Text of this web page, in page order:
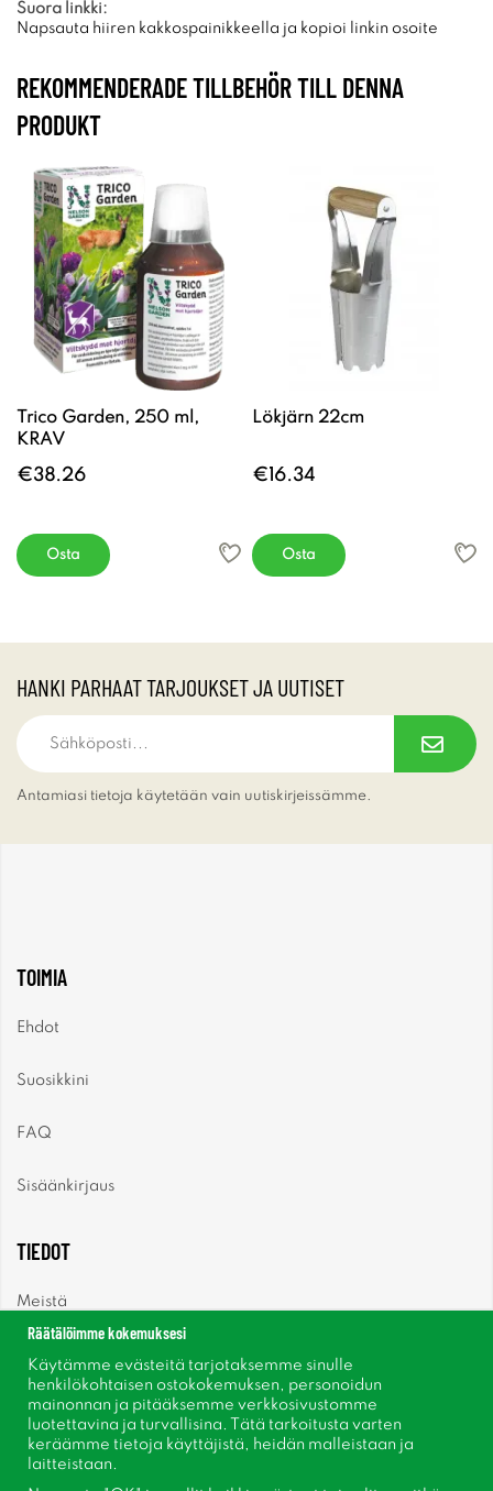
Suora linkki:
Napsauta hiiren kakkospainikkeella ja kopioi linkin osoite
REKOMMENDERADE TILLBEHÖR TILL DENNA
PRODUKT
Trico Garden, 250 ml,
KRAV
€38.26
Osta
Lökjärn 22cm
€16.34
Osta
HANKI PARHAAT TARJOUKSET JA UUTISET
Antamiasi tietoja käytetään vain uutiskirjeissämme.
TOIMIA
Ehdot
Suosikkini
FAQ
Sisäänkirjaus
TIEDOT
Meistä
Uutiset
Uutiskirje
Tietoja evästeistä
Räätälöimme kokemuksesi
Käytämme evästeitä tarjotaksemme sinulle
henkilökohtaisen ostokokemuksen, personoidun
mainonnan ja pitääksemme verkkosivustomme
luotettavina ja turvallisina. Tätä tarkoitusta varten
keräämme tietoja käyttäjistä, heidän malleistaan ​​ja
laitteistaan.